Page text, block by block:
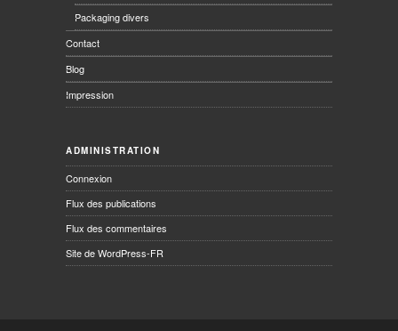
Packaging divers
Contact
Blog
Impression
ADMINISTRATION
Connexion
Flux des publications
Flux des commentaires
Site de WordPress-FR